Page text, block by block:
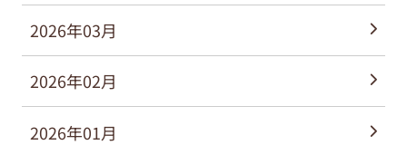
2026年03月
2026年02月
2026年01月